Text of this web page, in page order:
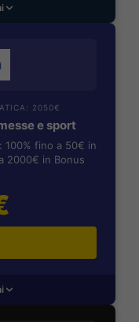
2050€
e sport
100% fino a 50€ in
2000€ in Bonus